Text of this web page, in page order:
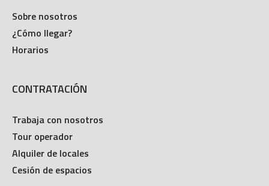
Sobre nosotros
¿Cómo llegar?
Horarios
CONTRATACIÓN
Trabaja con nosotros
Tour operador
Alquiler de locales
Cesión de espacios